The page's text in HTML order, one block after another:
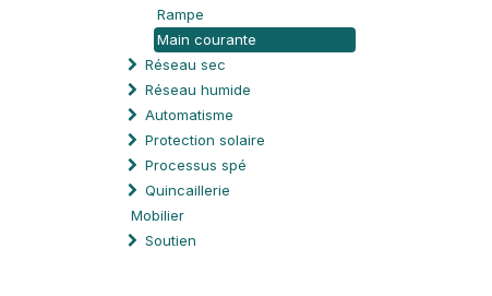
Rampe
Main courante
Réseau sec
Réseau humide
Automatisme
Protection solaire
Processus spé
Quincaillerie
Mobilier
Soutien